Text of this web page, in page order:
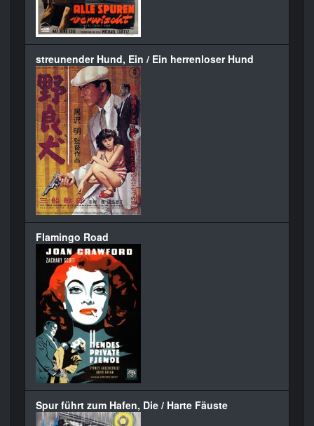
streunender Hund, Ein / Ein herrenloser Hund
Flamingo Road
Spur führt zum Hafen, Die / Harte Fäuste